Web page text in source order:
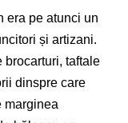
era pe atunci un
și artizani.
brocarturi, taftale
dinspre care
marginea